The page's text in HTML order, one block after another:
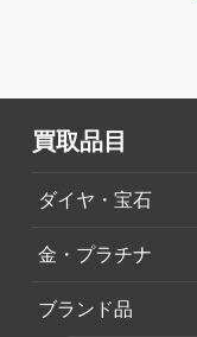
買取品目
ダイヤ・宝石
金・プラチナ
ブランド品